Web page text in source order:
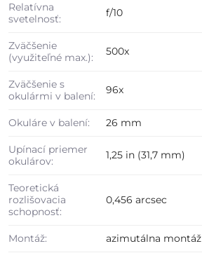
Relatívna
svetelnosť:
f/10
Zväčšenie
(využiteľné max.):
500x
Zväčšenie s
okulármi v balení:
96x
Okuláre v balení: 26 mm
Upínací priemer
okulárov:
1,25 in (31,7 mm)
Teoretická
rozlišovacia
schopnosť:
0,456 arcsec
Montáž: azimutálna montáž